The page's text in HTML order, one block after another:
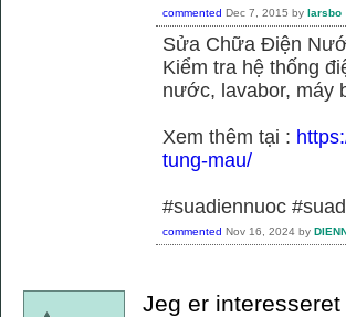
commented Dec 7, 2015 by larsbo
Sửa Chữa Điện
Kiểm tra hệ thống
nước, lavabor, máy
Xem thêm tại :
tung-mau/
#suadiennuoc
commented Nov 16, 2024 by
Jeg er